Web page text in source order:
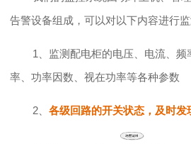
告警设备组成，可以对以下内容进行监
1、监测配电柜的电压、电流、
率、功率因数、视在功率等各种参数
2、 各级回路的开关状态，及时发